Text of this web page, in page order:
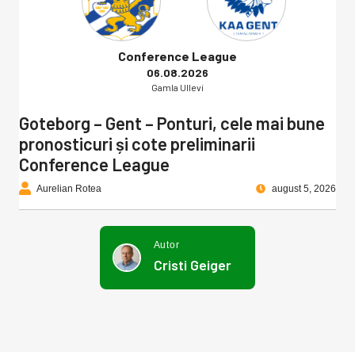
Conference League
06.08.2026
Gamla Ullevi
Goteborg – Gent – Ponturi, cele mai bune
pronosticuri și cote preliminarii
Conference League
Aurelian Rotea august 5, 2026
Autor
Cristi Geiger